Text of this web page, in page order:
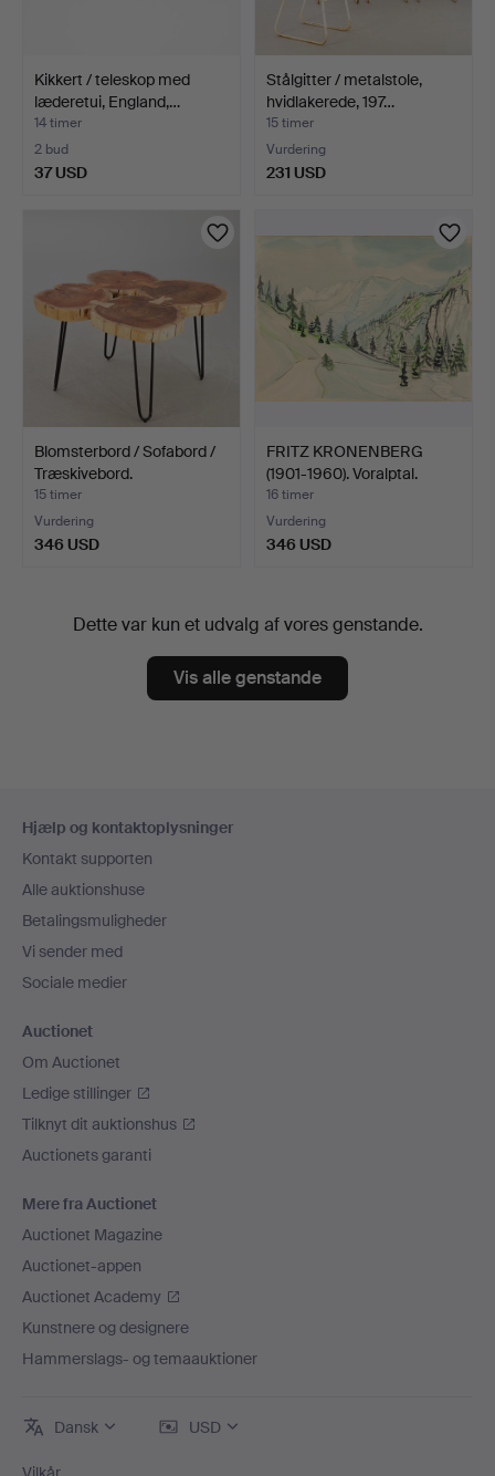
Kikkert / teleskop med
læderetui, England,…
14 timer
2 bud
37 USD
Stålgitter / metalstole,
hvidlakerede, 197…
15 timer
Vurdering
231 USD
Blomsterbord / Sofabord /
Træskivebord.
15 timer
Vurdering
346 USD
FRITZ KRONENBERG
(1901-1960). Voralptal.
16 timer
Vurdering
346 USD
Dette var kun et udvalg af vores genstande.
Vis alle genstande
Hjælp og kontaktoplysninger
Kontakt supporten
Alle auktionshuse
Betalingsmuligheder
Vi sender med
Sociale medier
Auctionet
Om Auctionet
Ledige stillinger
Tilknyt dit auktionshus
Auctionets garanti
Mere fra Auctionet
Auctionet Magazine
Auctionet-appen
Auctionet Academy
Kunstnere og designere
Hammerslags- og temaauktioner
Dansk USD